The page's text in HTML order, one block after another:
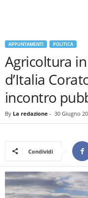
APPUNTAMENTI POLITICA
Agricoltura
d’Italia
incontro
By La redazione - 30 Giugno
Condividi